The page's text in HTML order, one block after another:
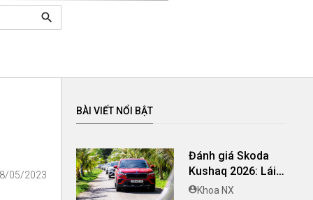
search
05/2023
BÀI VIẾT NỔI BẬT
Đánh giá Skoda
Kushaq 2026: Lái
thú vị, nhiều tiện
Khoa NX